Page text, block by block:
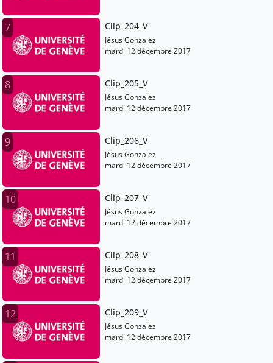
7 Clip_204_V
Jésus Gonzalez
mardi 12 décembre 2017
8 Clip_205_V
Jésus Gonzalez
mardi 12 décembre 2017
9 Clip_206_V
Jésus Gonzalez
mardi 12 décembre 2017
10 Clip_207_V
Jésus Gonzalez
mardi 12 décembre 2017
11 Clip_208_V
Jésus Gonzalez
mardi 12 décembre 2017
12 Clip_209_V
Jésus Gonzalez
mardi 12 décembre 2017